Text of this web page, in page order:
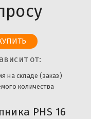
от:
на складе (заказ)
количества
PHS 16